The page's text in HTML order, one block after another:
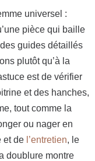
universel :
pièce qui baille
guides détaillés
plutôt qu’à la
est de vérifier
et des hanches,
tout comme la
ou nager en
et de l’entretien, le
doublure montre